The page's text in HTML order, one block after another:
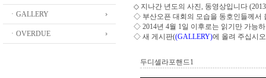
ㆍGALLERY
ㆍOVERDUE
◇ 지나간 년도의 사진, 동영상입니다
◇ 부산오픈 대회의 모습을 동호인들께서
◇ 2014년 4월 1일 이후로는 읽기만 가능
◇ 새 게시판((GALLERY)에 올려 주십시오
두디셀라포핸드1